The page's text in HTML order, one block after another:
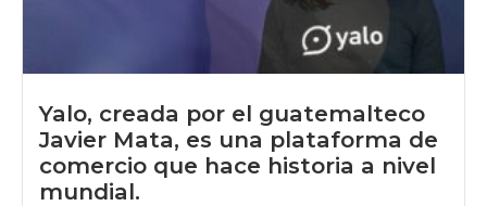
Yalo, creada por el guatemalteco
Javier Mata, es una plataforma de
comercio que hace historia a nivel
mundial.